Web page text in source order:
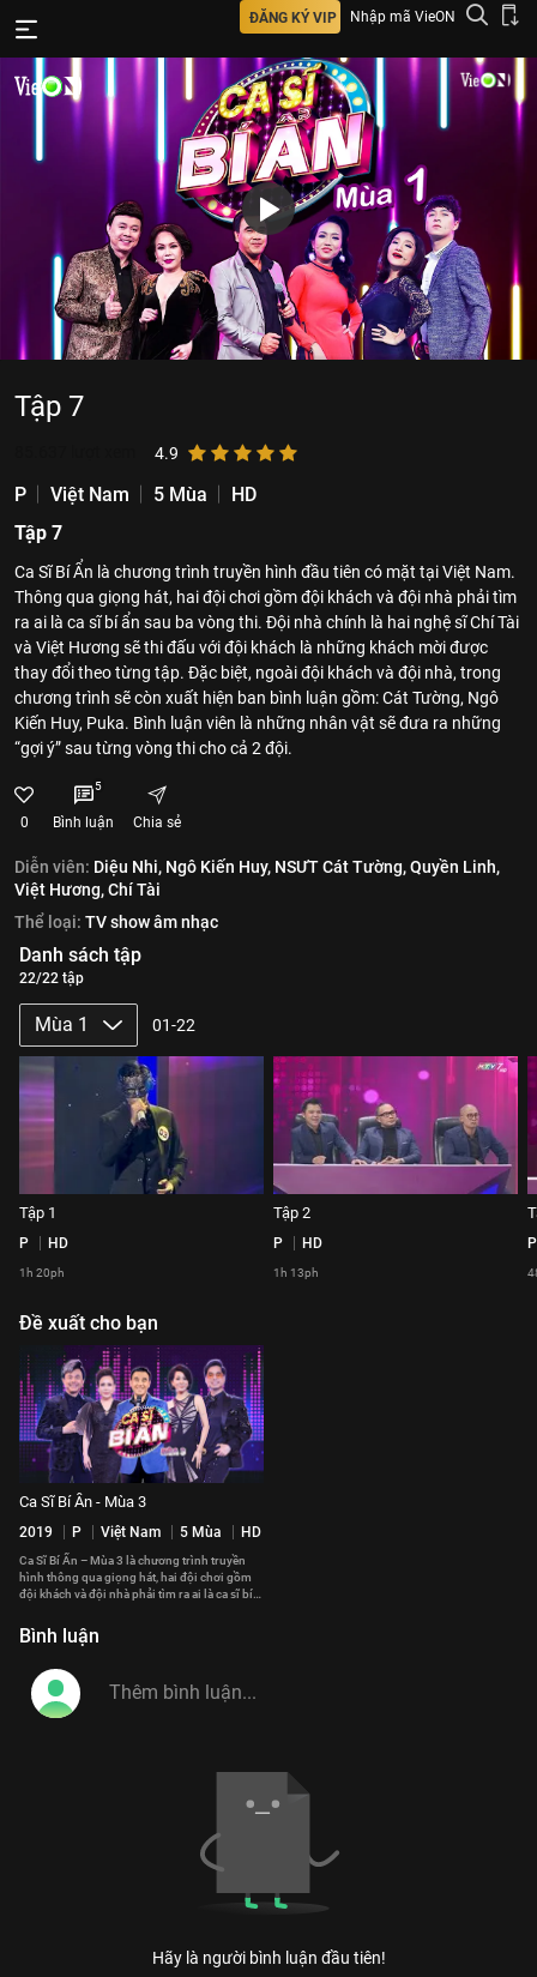
ĐĂNG KÝ VIP Nhập mã VieON
Tập 7
4.9
P Việt Nam 5 Mùa
HD
Tập 7
Ca Sĩ Bí Ẩn là chương trình truyền hình đầu tiên có mặt tại Việt Nam.
Thông qua giọng hát, hai đội chơi gồm đội khách và đội nhà phải tìm
ra ai là ca sĩ bí ẩn sau ba vòng thi. Đội nhà chính là hai nghệ sĩ Chí Tài
và Việt Hương sẽ thi đấu với đội khách là những khách mời được
thay đổi theo từng tập. Đặc biệt, ngoài đội khách và đội nhà, trong
chương trình sẽ còn xuất hiện ban bình luận gồm: Cát Tường, Ngô
Kiến Huy, Puka. Bình luận viên là những nhân vật sẽ đưa ra những
“gợi ý” sau từng vòng thi cho cả 2 đội.
0
5
Bình luận Chia sẻ
Diễn viên: Diệu Nhi, Ngô Kiến Huy, NSƯT Cát Tường,Quyền Linh,
Việt Hương,Chí Tài
Thể loại: TV show âm nhạc
Danh sách tập
22/22 tập
Mùa 1 01-22
Tập 1
P HD
1h 20ph
Tập 2
P HD
1h 13ph
P
Đề xuất cho bạn
Ca Sĩ Bí Ẩn - Mùa 3
2019 P Việt Nam 5 Mùa HD
Ca Sĩ Bí Ẩn – Mùa 3 là chương trình truyền
hình thông qua giọng hát, hai đội chơi gồm
đội khách và đội nhà phải tìm ra ai là ca sĩ bí
Bình luận
Hãy là người bình luận đầu tiên!